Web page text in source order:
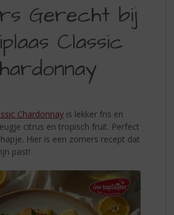
Gerecht bij
Classic
Chardonnay is lekker fris en
citrus en tropisch fruit. Perfect
Hier is een zomers recept dat
past!